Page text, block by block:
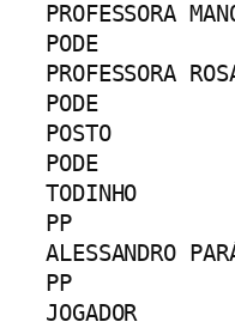
PROFESSORA
PODE		20282
PROFESSORA
PODE		20456	VALMIR DO
POSTO
PODE		20333	VINICIUS
TODINHO
PP		11999
ALESSANDRO
PP		11777	ALEX
JOGADOR